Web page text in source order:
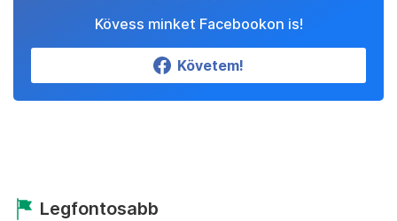
Kövess minket Facebookon is!
Követem!
Legfontosabb